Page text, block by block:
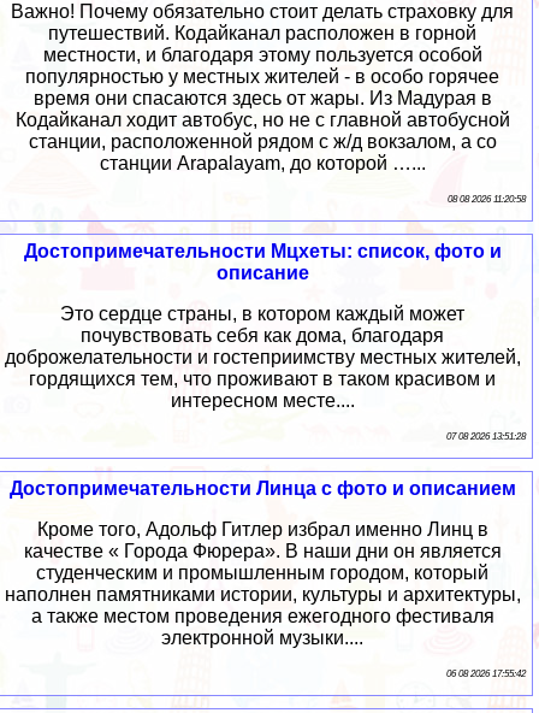
Важно! Почему обязательно стоит делать страховку для
путешествий. Кодайканал расположен в горной
местности, и благодаря этому пользуется особой
популярностью у местных жителей - в особо горячее
время они спасаются здесь от жары. Из Мадурая в
Кодайканал ходит автобус, но не с главной автобусной
станции, расположенной рядом с ж/д вокзалом, а со
станции Arapalayam, до которой …...
08 08 2026 11:20:58
Достопримечательности Мцхеты: список, фото и
описание
Это сердце страны, в котором каждый может
почувствовать себя как дома, благодаря
доброжелательности и гостеприимству местных жителей,
гордящихся тем, что проживают в таком красивом и
интересном месте....
07 08 2026 13:51:28
Достопримечательности Линца с фото и описанием
Кроме того, Адольф Гитлер избрал именно Линц в
качестве « Города Фюрера». В наши дни он является
студенческим и промышленным городом, который
наполнен памятниками истории, культуры и архитектуры,
а также местом проведения ежегодного фестиваля
электронной музыки....
06 08 2026 17:55:42